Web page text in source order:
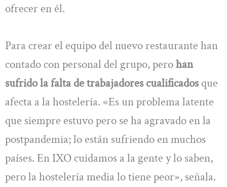
ofrecer en él.
Para crear el equipo del nuevo restaurante han
contado con personal del grupo, perohan
sufrido la falta de trabajadores cualificadosque
afecta a la hostelería. «Es un problema latente
que siempre estuvo pero se ha agravado en la
postpandemia; lo están sufriendo en muchos
países. En IXO cuidamos a la gente y lo saben,
pero la hostelería media lo tiene peor», señala.